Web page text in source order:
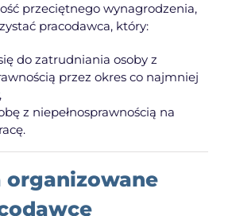
przeciętnego wynagrodzenia,
pracodawca, który:
do zatrudniania osoby z
przez okres co najmniej
z niepełnosprawnością na
organizowane